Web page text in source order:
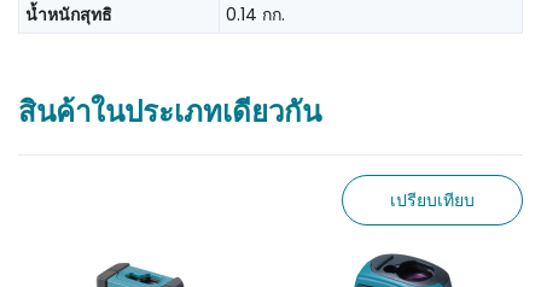
น้ำหนักสุทธิ
0.14 กก.
สินค้าในประเภทเดียวกัน
เปรียบเทียบ